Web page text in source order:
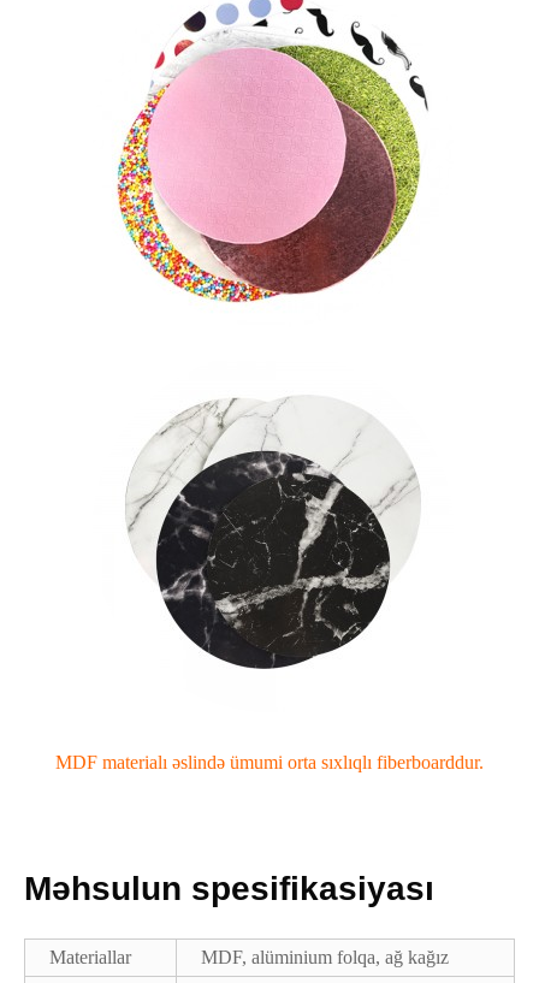
MDF materialı əslində ümumi orta sıxlıqlı fiberboarddur.
Məhsulun spesifikasiyası
Materiallar
MDF, alüminium folqa, ağ kağız